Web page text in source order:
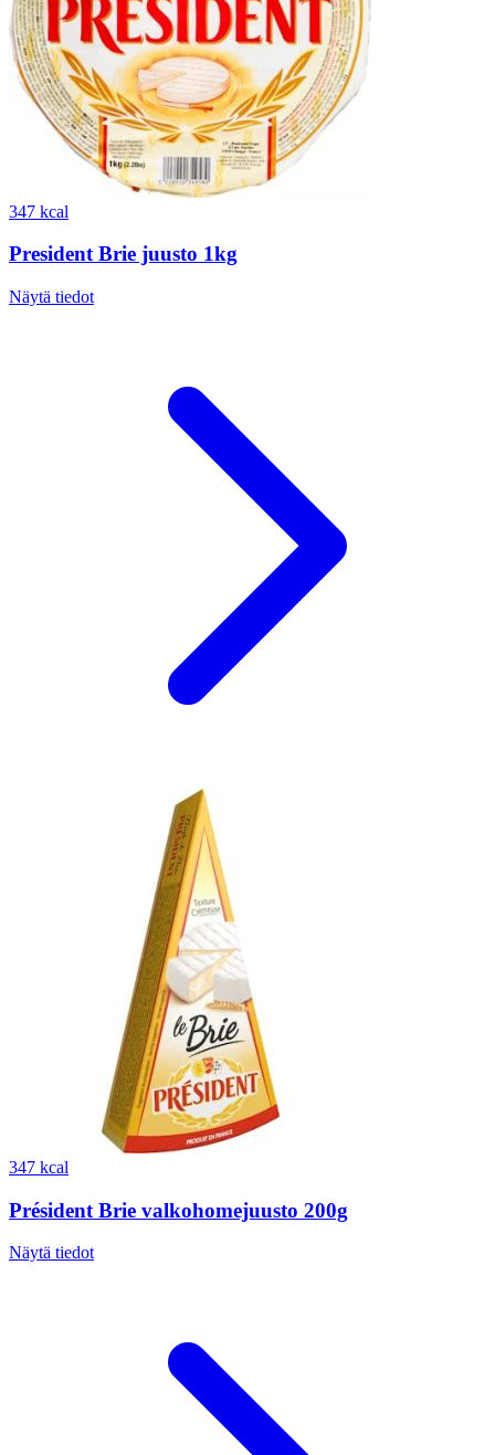
347 kcal
President Brie juusto 1kg
Näytä tiedot
347 kcal
Président Brie valkohomejuusto 200g
Näytä tiedot